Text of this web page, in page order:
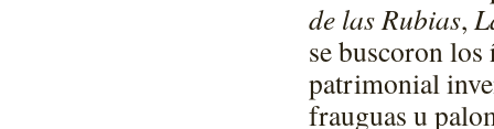
de las Rubias,
se buscoron
patrimonial
frauguas u